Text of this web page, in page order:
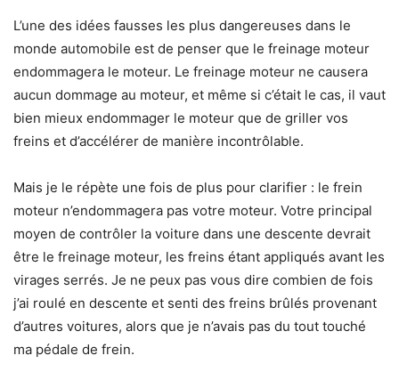
L’une des idées fausses les plus dangereuses dans le
monde automobile est de penser que le freinage moteur
endommagera le moteur. Le freinage moteur ne causera
aucun dommage au moteur, et même si c’était le cas, il vaut
bien mieux endommager le moteur que de griller vos
freins et d’accélérer de manière incontrôlable.
Mais je le répète une fois de plus pour clarifier : le frein
moteur n’endommagera pas votre moteur. Votre principal
moyen de contrôler la voiture dans une descente devrait
être le freinage moteur, les freins étant appliqués avant les
virages serrés. Je ne peux pas vous dire combien de fois
j’ai roulé en descente et senti des freins brûlés provenant
d’autres voitures, alors que je n’avais pas du tout touché
ma pédale de frein.